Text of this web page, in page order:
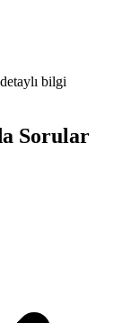
bilgi
Sorular